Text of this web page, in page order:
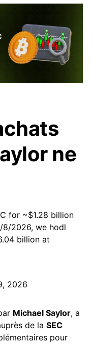
ne
for ~$1.28 billion
2026, we hodl
billion at
2026
Michael Saylor, a
de la SEC
pour